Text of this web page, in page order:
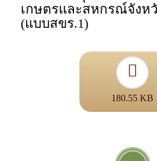
เกษตรและสหกรณ์จังห
(แบบสขร.1)
180.55 KB